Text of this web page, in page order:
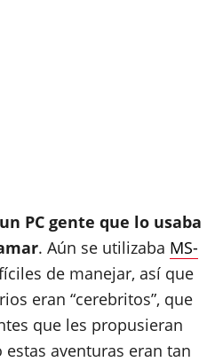
PC gente que lo usaba
. Aún se utilizaba MS-
de manejar, así que
eran “cerebritos”, que
que les propusieran
aventuras eran tan